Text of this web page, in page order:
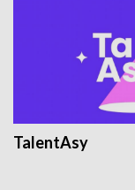
TalentAsy